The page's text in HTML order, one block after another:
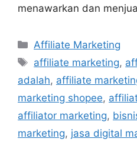
menawarkan dan
Affiliate Marketing
affiliate marketing,
adalah, affiliate
marketing shopee,
affiliator marketing,
marketing, jasa digital